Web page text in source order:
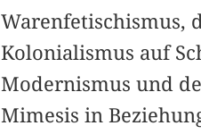
Warenfetischismus,
Kolonialismus auf
Modernismus und
Mimesis in